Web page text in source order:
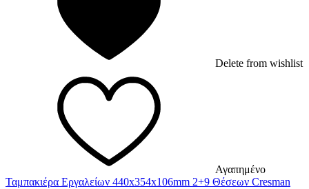
Delete from wishlist
Αγαπημένο
Ταμπακιέρα Εργαλείων 440x354x106mm 2+9 Θέσεων Cresman